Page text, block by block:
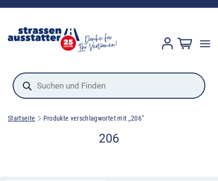
Products
search
Startseite Produkte verschlagwortet mit „206“
206